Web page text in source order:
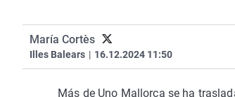
María Cortès
Illes Balears | 16.12.2024 11:50
Más de Uno Mallorca se ha